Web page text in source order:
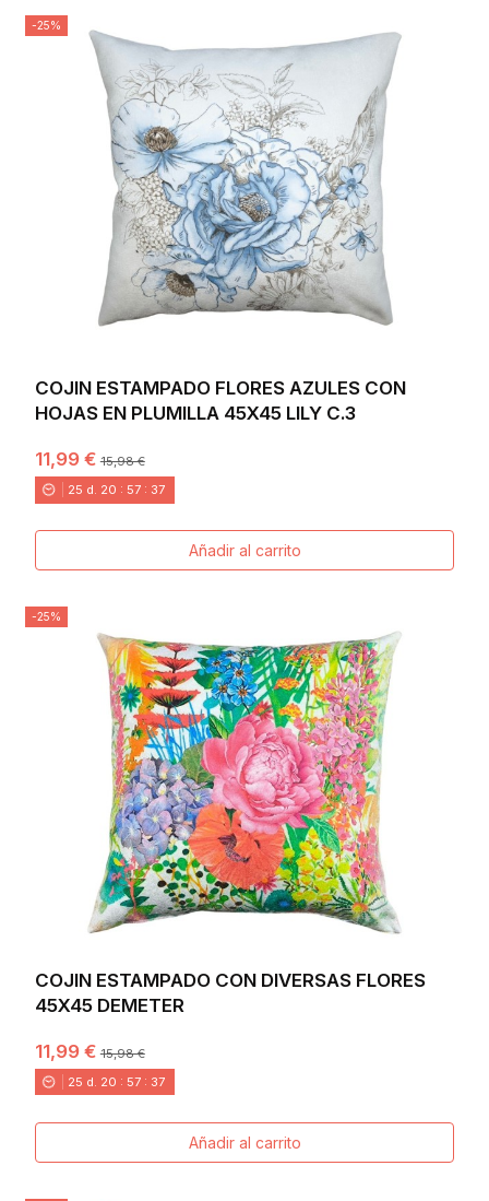
-25%
COJIN ESTAMPADO FLORES AZULES CON
HOJAS EN PLUMILLA 45X45 LILY C.3
11,99 €15,98 €
25 d. 20 : 57 : 36
Añadir al carrito
-25%
COJIN ESTAMPADO CON DIVERSAS FLORES
45X45 DEMETER
11,99 €15,98 €
25 d. 20 : 57 : 36
Añadir al carrito